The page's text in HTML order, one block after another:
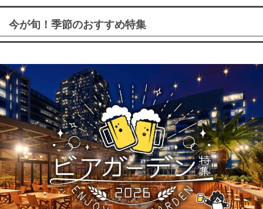
今が旬！季節のおすすめ特集